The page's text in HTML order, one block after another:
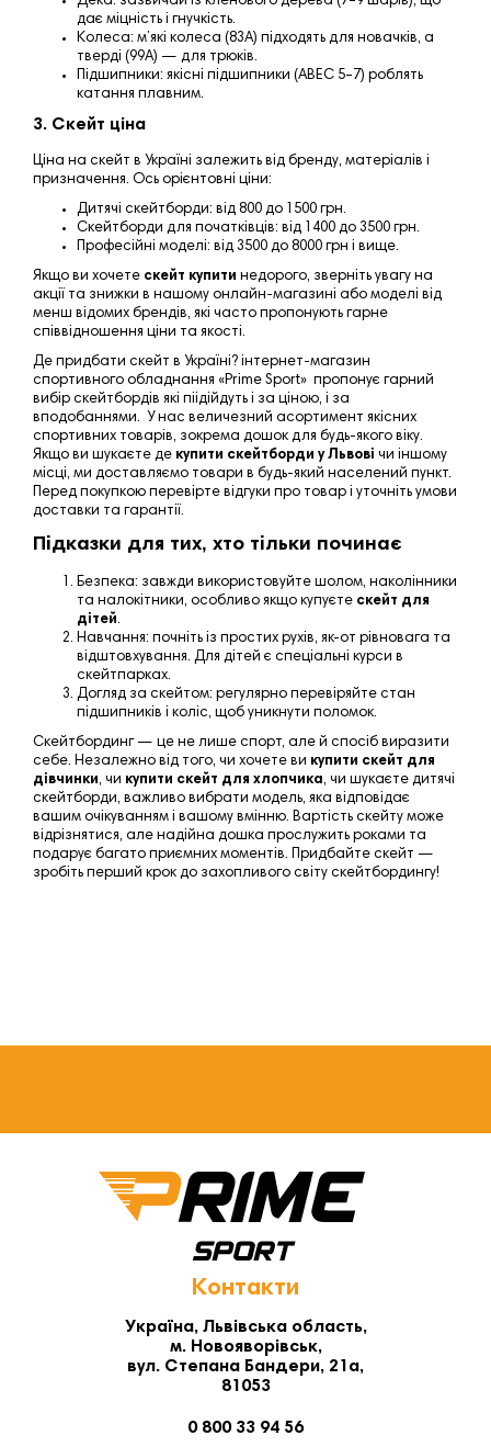
дає міцність і гнучкість.
Колеса: м’які колеса (83A) підходять для новачків, а
тверді (99A) — для трюків.
Підшипники: якісні підшипники (ABEC 5–7) роблять
катання плавним.
3. Скейт ціна
Ціна на скейт в Україні залежить від бренду, матеріалів і
призначення. Ось орієнтовні ціни:
Дитячі скейтборди: від 800 до 1500 грн.
Скейтборди для початківців: від 1400 до 3500 грн.
Професійні моделі: від 3500 до 8000 грн і вище.
Якщо ви хочете скейт купити недорого, зверніть увагу на
акції та знижки в нашому онлайн-магазині або моделі від
менш відомих брендів, які часто пропонують гарне
співвідношення ціни та якості.
Де придбати скейт в Україні? інтернет-магазин
спортивного обладнання «Prime Sport» пропонує гарний
вибір скейтбордів які піідійдуть і за ціною, і за
вподобаннями. У нас величезний асортимент якісних
спортивних товарів, зокрема дошок для будь-якого віку.
Якщо ви шукаєте де купити скейтборди у Львові чи іншому
місці, ми доставляємо товари в будь-який населений пункт.
Перед покупкою перевірте відгуки про товар і уточніть умови
доставки та гарантії.
Підказки для тих, хто тільки починає
Безпека: завжди використовуйте шолом, наколінники
та налокітники, особливо якщо купуєте скейт для
дітей.
Навчання: почніть із простих рухів, як-от рівновага та
відштовхування. Для дітей є спеціальні курси в
скейтпарках.
Догляд за скейтом: регулярно перевіряйте стан
підшипників і коліс, щоб уникнути поломок.
Скейтбординг — це не лише спорт, але й спосіб виразити
себе. Незалежно від того, чи хочете ви купити скейт для
дівчинки, чи купити скейт для хлопчика, чи шукаєте дитячі
скейтборди, важливо вибрати модель, яка відповідає
вашим очікуванням і вашому вмінню. Вартість скейту може
відрізнятися, але надійна дошка прослужить роками та
подарує багато приємних моментів. Придбайте скейт —
зробіть перший крок до захопливого світу скейтбордингу!
Контакти
Україна, Львівська область,
м. Новояворівськ,
вул. Степана Бандери, 21а,
81053
0 800 33 94 56